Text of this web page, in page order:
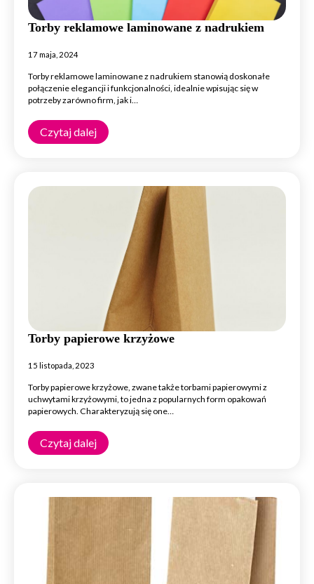
Torby reklamowe laminowane z nadrukiem
17 maja, 2024
Torby reklamowe laminowane z nadrukiem stanowią doskonałe
połączenie elegancji i funkcjonalności, idealnie wpisując się w
potrzeby zarówno firm, jak i…
Czytaj dalej
Torby papierowe krzyżowe
15 listopada, 2023
Torby papierowe krzyżowe, zwane także torbami papierowymi z
uchwytami krzyżowymi, to jedna z popularnych form opakowań
papierowych. Charakteryzują się one…
Czytaj dalej